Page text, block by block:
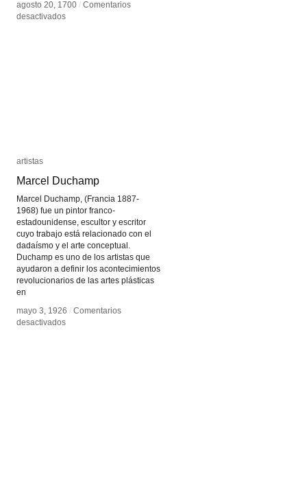
agosto 20, 1700 / Comentarios
desactivadosen
agosto 20, 1700 / Comentarios
desactivadosen
artistas
Marcel Duchamp
Marcel Duchamp, (Francia 1887-
1968) fue un pintor franco-
estadounidense, escultor y escritor
cuyo trabajo está relacionado con el
dadaísmo y el arte conceptual.
Duchamp es uno de los artistas que
ayudaron a definir los acontecimientos
revolucionarios de las artes plásticas
en
mayo 3, 1926 / Comentarios
desactivadosen
artistas
Marcel Duchamp
mayo 3, 1926 / Comentarios
desactivadosen